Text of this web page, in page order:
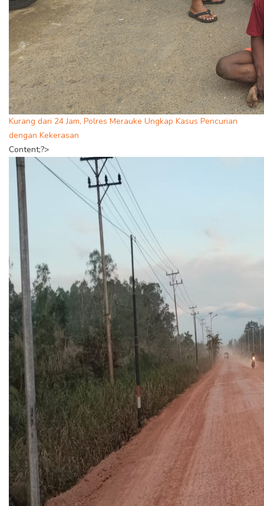
Kurang dari 24 Jam, Polres Merauke Ungkap Kasus Pencurian
dengan Kekerasan
Content;?>